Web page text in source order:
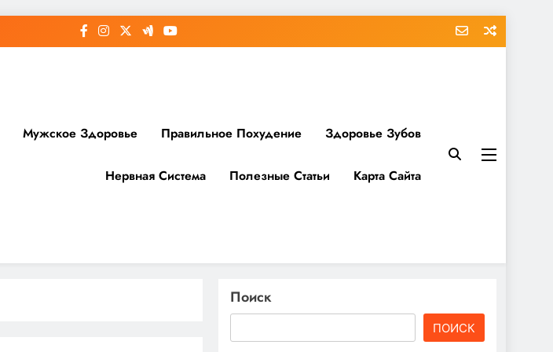
Мужское Здоровье Правильное Похудение Здоровье Зубов
Нервная Система Полезные Статьи Карта Сайта
Поиск
ПОИСК